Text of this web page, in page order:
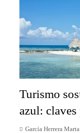
Turismo
azul:
García Herrera Marta